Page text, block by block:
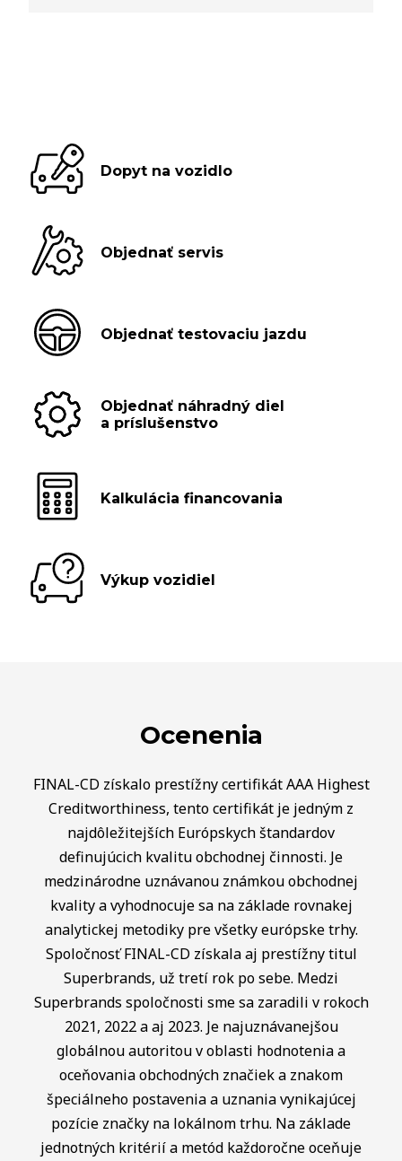
Dopyt na vozidlo
Objednať servis
Objednať testovaciu jazdu
Objednať náhradný diel
a príslušenstvo
Kalkulácia financovania
Výkup vozidiel
Ocenenia
FINAL-CD získalo prestížny certifikát AAA Highest
Creditworthiness, tento certifikát je jedným z
najdôležitejších Európskych štandardov
definujúcich kvalitu obchodnej činnosti. Je
medzinárodne uznávanou známkou obchodnej
kvality a vyhodnocuje sa na základe rovnakej
analytickej metodiky pre všetky európske trhy.
Spoločnosť FINAL-CD získala aj prestížny titul
Superbrands, už tretí rok po sebe. Medzi
Superbrands spoločnosti sme sa zaradili v rokoch
2021, 2022 a aj 2023. Je najuznávanejšou
globálnou autoritou v oblasti hodnotenia a
oceňovania obchodných značiek a znakom
špeciálneho postavenia a uznania vynikajúcej
pozície značky na lokálnom trhu. Na základe
jednotných kritérií a metód každoročne oceňuje